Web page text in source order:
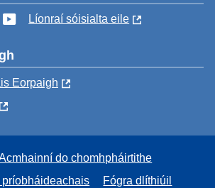
YouTube
Líonraí sóisialta eile
Eorpaigh
do chomhpháirtithe
príobháideachais
Fógra dlíthiúil